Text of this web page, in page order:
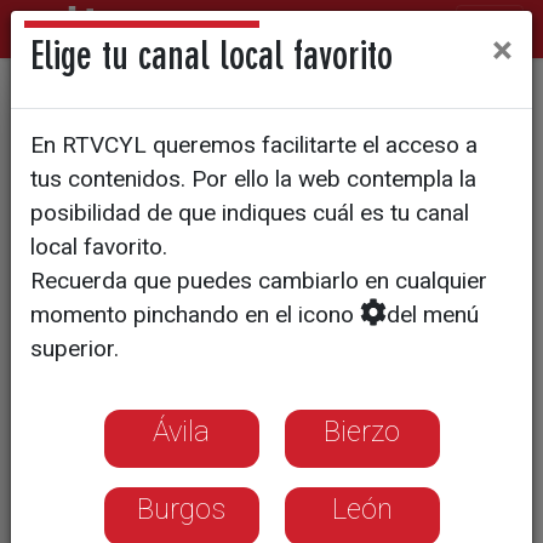
Avenida cae ante Valencia,
pero da la cara (70-75)
Elige tu canal local favorito ×
En RTVCYL queremos facilitarte el acceso a
tus contenidos. Por ello la web contempla la
posibilidad de que indiques cuál es tu canal
local favorito.
Recuerda que puedes cambiarlo en cualquier
momento pinchando en el icono
del menú
superior.
Ávila Bierzo
Burgos León